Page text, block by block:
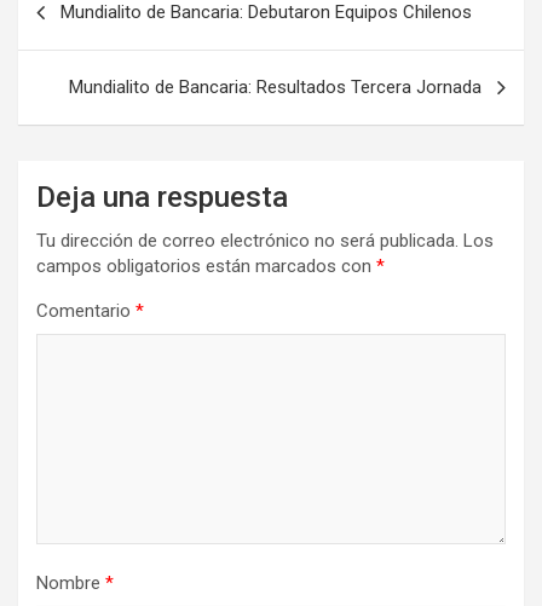
entradas
Mundialito de Bancaria: Debutaron Equipos Chilenos
Mundialito de Bancaria: Resultados Tercera Jornada
Deja una respuesta
Tu dirección de correo electrónico no será publicada. Los
campos obligatorios están marcados con *
Comentario *
Nombre *